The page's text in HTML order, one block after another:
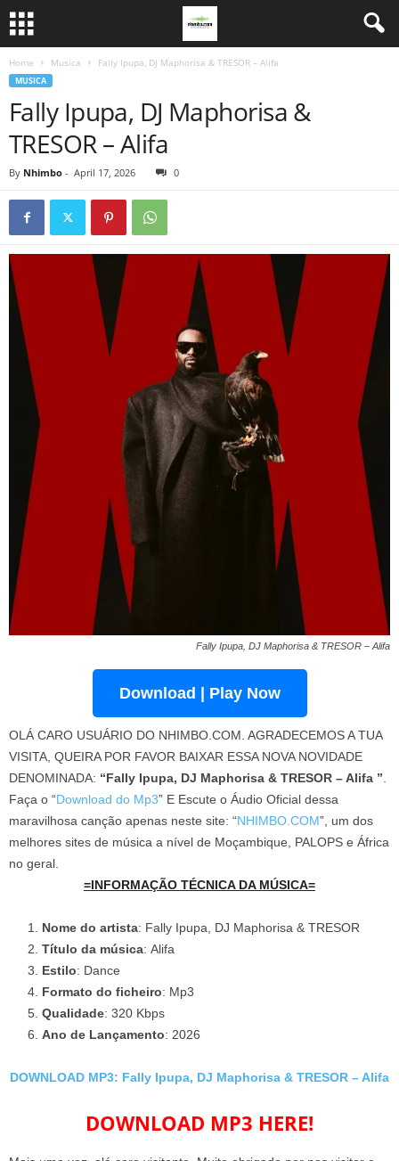
Home Musica Fally Ipupa, DJ Maphorisa & TRESOR – Alifa
MUSICA
Fally Ipupa, DJ Maphorisa &
TRESOR – Alifa
By Nhimbo - April 17, 2026 0
Fally Ipupa, DJ Maphorisa & TRESOR – Alifa
Download | Play Now
OLÁ CARO USUÁRIO DO NHIMBO.COM. AGRADECEMOS A TUA
VISITA, QUEIRA POR FAVOR BAIXAR ESSA NOVA NOVIDADE
DENOMINADA: “Fally Ipupa, DJ Maphorisa & TRESOR – Alifa ”
Faça o “Download do Mp3” E Escute o Áudio Oficial dessa
maravilhosa canção apenas neste site: “NHIMBO.COM”, um dos
melhores sites de música a nível de Moçambique, PALOPS e África
no geral.
=INFORMAÇÃO TÉCNICA DA MÚSICA=
Nome do artista: Fally Ipupa, DJ Maphorisa & TRESOR
Título da música: Alifa
Estilo: Dance
Formato do ficheiro: Mp3
Qualidade: 320 Kbps
Ano de Lançamento: 2026
DOWNLOAD MP3: Fally Ipupa, DJ Maphorisa & TRESOR – Alifa
DOWNLOAD MP3 HERE!